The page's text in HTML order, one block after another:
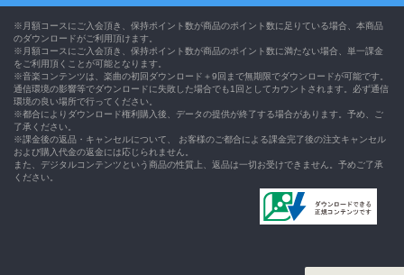
※月額コースにご入会頂き、保持ポイント数が商品のポイント数に足りている場合、本商品
のダウンロードがご利用頂けます。
※月額コースにご入会頂き、保持ポイント数が商品のポイント数に満たない場合、単一課金
をご利用頂くことが可能となります。
※音楽コンテンツは、楽曲の初回ダウンロード＋9回まで無期限でダウンロードが可能です。
通信環境の影響等でダウンロードに失敗した場合でも1回としてカウントされます。必ず通信
環境の良い場所で行ってください。
※都合によりダウンロード権利購入後、データの提供が終了する場合があります。予め、ご
了承ください。
※課金後の返品・キャンセルについて、 お客様のご都合による課金完了後の注文キャンセル
および購入代金の返金には応じられません。
また、デジタルコンテンツという商品の性質上、返品は一切お受けできません。予めご了承
ください。